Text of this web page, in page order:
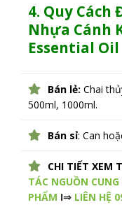
4. Quy Cách
Nhựa Cánh
Essential Oil
Bán lẻ: Chai
500ml, 1000ml.
Bán sỉ: Can
CHI TIẾT XEM
TÁC NGUỒN
PHẨM I⇒ LIÊN HỆ